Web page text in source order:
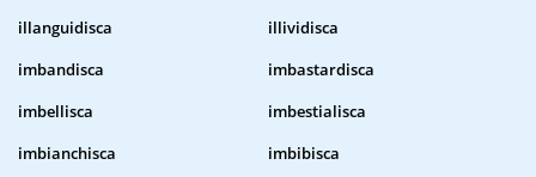
illanguidisca
illividisca
imbandisca
imbastardisca
imbellisca
imbestialisca
imbianchisca
imbibisca